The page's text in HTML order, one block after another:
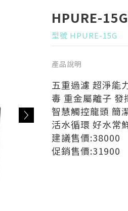
HPURE-
型號 HPURE-15G
產品說明
五重過濾 超淨能
毒 重金屬離子 發
智慧觸控龍頭 簡
活水循環 好水常
建議售價:38000
促銷售價:31900